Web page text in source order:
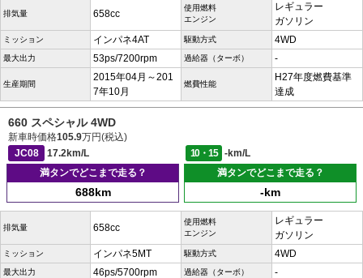
排気量 658cc
使用燃料
エンジン
レギュラー
ガソリン
ミッション インパネ4AT 駆動方式 4WD
最大出力 53ps/7200rpm 過給器（ターボ） -
生産期間
2015年04月～201
7年10月
燃費性能
H27年度燃費基準
達成
660 スペシャル 4WD
新車時価格105.9万円(税込)
JC08
17.2km/L 10・15
-km/L
満タンでどこまで走る？
688km
満タンでどこまで走る？
-km
排気量 658cc
使用燃料
エンジン
レギュラー
ガソリン
ミッション インパネ5MT 駆動方式 4WD
最大出力 46ps/5700rpm 過給器（ターボ） -